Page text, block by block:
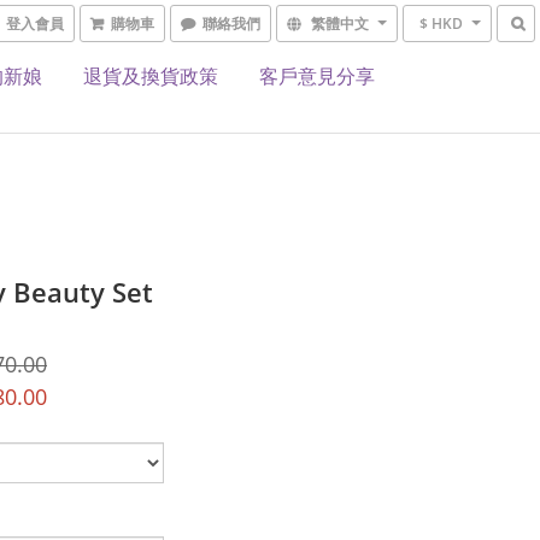
登入會員 購物車 聯絡我們 繁體中文 $ HKD
娘 退貨及換貨政策 客戶意見分享
Beauty Set